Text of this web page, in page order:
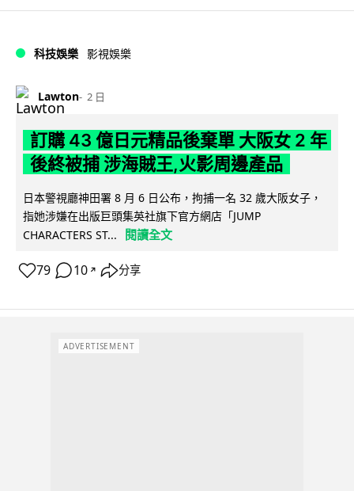
科技娛樂 影視娛樂
Lawton 2 日
訂購 43 億日元精品後棄單 大阪女 2 年
後終被捕 涉海賊王,火影周邊產品
日本警視廳神田署 8 月 6 日公布，拘捕一名 32 歲大阪女子，
指她涉嫌在出版巨頭集英社旗下官方網店「JUMP
CHARACTERS ST...
閱讀全文
79 10 ↗ 分享
ADVERTISEMENT